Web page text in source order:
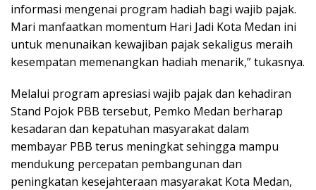
informasi mengenai program hadiah bagi wajib pajak.
Mari manfaatkan momentum Hari Jadi Kota Medan ini
untuk menunaikan kewajiban pajak sekaligus meraih
kesempatan memenangkan hadiah menarik,” tukasnya.
Melalui program apresiasi wajib pajak dan kehadiran
Stand Pojok PBB tersebut, Pemko Medan berharap
kesadaran dan kepatuhan masyarakat dalam
membayar PBB terus meningkat sehingga mampu
mendukung percepatan pembangunan dan
peningkatan kesejahteraan masyarakat Kota Medan,